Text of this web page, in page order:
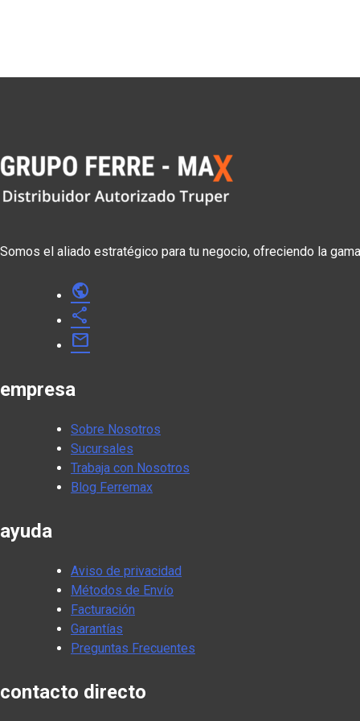
Somos el aliado estratégico para tu negocio, ofreciendo la
public
share
mail
empresa
Sobre Nosotros
Sucursales
Trabaja con Nosotros
Blog Ferremax
ayuda
Aviso de privacidad
Métodos de Envío
Facturación
Garantías
Preguntas Frecuentes
contacto directo